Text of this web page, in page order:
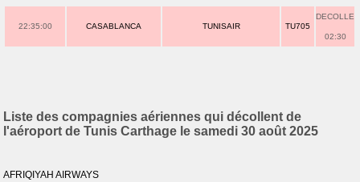
22:35:00 CASABLANCA TUNISAIR TU705
DECOLLE
02:30
Liste des compagnies aériennes qui décollent de
l'aéroport de Tunis Carthage le samedi 30 août 2025
AFRIQIYAH AIRWAYS